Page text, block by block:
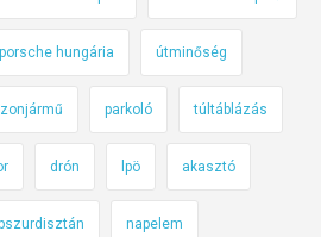
porsche hungária útminőség
parkoló túltáblázás
drón lpö akasztó
napelem